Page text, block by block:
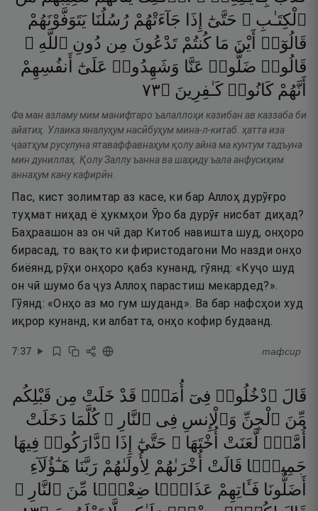
ٱلْكِتَـٰبِ ۖ حَتَّىٰٓ إِذَا جَآءَتْهُمْ رُسُلُنَا يَتَوَفَّوْنَهُمْ
قَالُوٓا۟ أَيْنَ مَا كُنتُمْ تَدْعُونَ مِن دُونِ ٱللَّهِ ۖ
قَالُوا۟ ضَلُّوا۟ عَنَّا وَشَهِدُوا۟ عَلَىٰٓ
أَنفُسِهِمْ
أَنَّهُمْ كَانُوا۟ كَـٰفِرِينَ ۝٣٧
Фа ман азламу мим манифтаро ъалаллоҳи казибан ав каззаба би
айатиҳ. Улаика яналуҳум насӣбуҳум мина-л-китаб. ҳатта иза
ҷаатҳум русулуна ятаваффавнаҳум қолу айна ма кунтум тадъуна
мин дуниллаҳ. Қолу Заллу ъанна ва шаҳиду ъала анфусиҳим
аннаҳум кану кафирӣн.
Пас, кист золимтар аз касе, ки бар Аллоҳ дурӯғро
туҳмат ниҳад ё ҳукмҳои Ӯро ба дурӯғ нисбат диҳад?
Баҳраашон аз он чӣ дар Китоб навишта шуд, онҳоро
бирасад, то вақто ки фиристодагони Мо назди онҳо
биёянд, рӯҳи онҳоро қабз кунанд, гӯянд: «Куҷо шуд
он чӣ шумо ба ҷуз Аллоҳ парастиш мекардед?».
Гӯянд: «Онҳо аз мо гум шуданд». Ва бар нафсҳои худ
иқрор кунанд, ки албатта, онҳо кофир будаанд.
7:37 тафсир
قَالَ ٱدْخُلُوا۟ فِىٓ أُمَمٍۢ قَدْ خَلَتْ مِن قَبْلِكُم
مِّنَ ٱلْجِنِّ وَٱلْإِنسِ فِى ٱلنَّارِ ۖ كُلَّمَا دَخَلَتْ
أُمَّةٌۭ لَّعَنَتْ أُخْتَهَا ۖ حَتَّىٰٓ إِذَا ٱدَّارَكُوا۟ فِيهَا
جَمِيعًۭا قَالَتْ أُخْرَىٰهُمْ لِأُولَىٰهُمْ رَبَّنَا هَـٰٓؤُلَآءِ
أَضَلُّونَا فَـَٔاتِهِمْ عَذَابًۭا ضِعْفًۭا مِّنَ ٱلنَّارِ ۖ